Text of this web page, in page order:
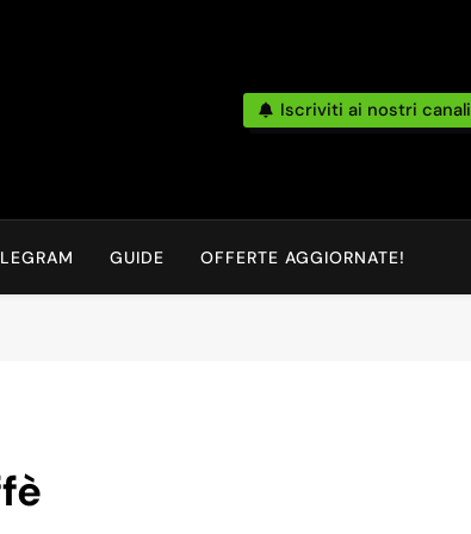
Iscriviti ai nostri canali
GUIDE OFFERTE AGGIORNATE!